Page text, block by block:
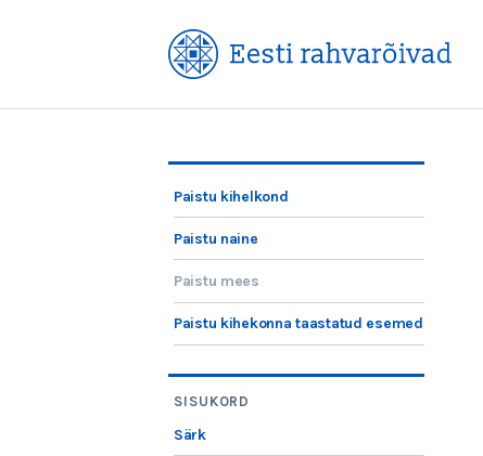
Paistu kihelkond
Paistu naine
Paistu mees
Paistu kihekonna taastatud esemed
SISUKORD
Särk